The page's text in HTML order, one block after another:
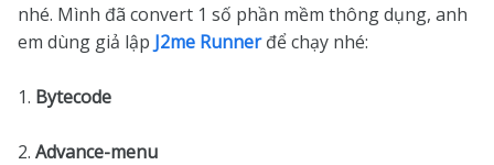
nhé. Mình đã convert 1 số phần mềm thông dụng, anh
em dùng giả lập J2me Runnerđể chạy nhé:
1. Bytecode
2. Advance-menu